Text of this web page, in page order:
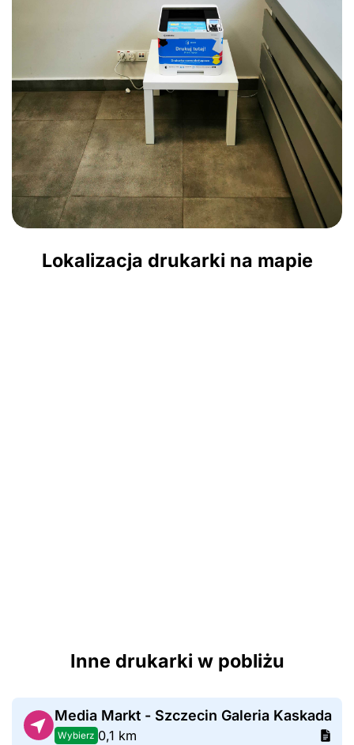
Lokalizacja drukarki na mapie
Inne drukarki w pobliżu
Media Markt - Szczecin Galeria Kaskada
Wybierz 0,1 km